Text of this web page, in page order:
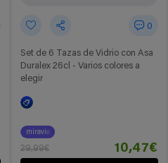
0
Set de 6 Tazas de Vidrio con Asa
Duralex 26cl - Varios colores a
elegir
miravia
29,99€ 10,47€